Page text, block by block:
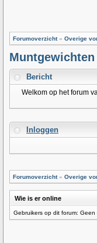
Forumoverzicht» Overige
Muntgewichten
Bericht
Welkom op het forum
Inloggen
Forumoverzicht» Overige
Wie is er online
Gebruikers op dit forum: